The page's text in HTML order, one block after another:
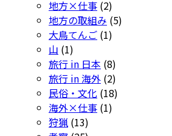
地方×仕事 (2)
地方の取組み (5)
大鳥てんご (1)
山 (1)
旅行 in 日本 (8)
旅行 in 海外 (2)
民俗・文化 (18)
海外×仕事 (1)
狩猟 (13)